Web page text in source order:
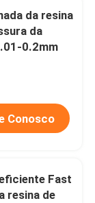
da resina
da
0.2mm
Conosco
Fast
resina de